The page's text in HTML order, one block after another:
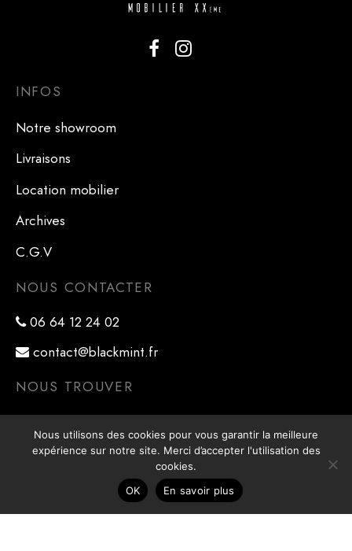
INFOS
Notre showroom
Livraisons
Location mobilier
Archives
C.G.V
NOUS CONTACTER
06 64 12 24 02
contact@blackmint.fr
NOUS TROUVER
41 rue Ernest Renan
78800 Houilles
Nous utilisons des cookies pour vous garantir la meilleure
expérience sur notre site. Merci d’accepter l'utilisation des
cookies.
OK
En savoir plus